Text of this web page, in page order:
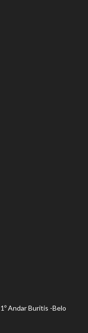
Andar Buritis -Belo